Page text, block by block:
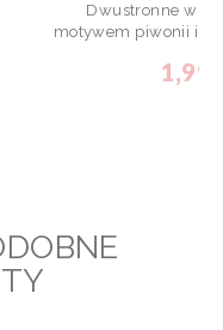
Dwustronne
motywem piwonii i
1,99